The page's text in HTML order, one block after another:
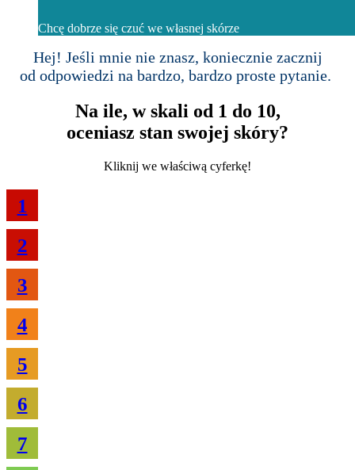
Chcę dobrze się czuć we własnej skórze
Hej! Jeśli mnie nie znasz, koniecznie zacznij
od odpowiedzi na bardzo, bardzo proste pytanie.
Na ile, w skali od 1 do 10,
oceniasz stan swojej skóry?
Kliknij we właściwą cyferkę!
1
2
3
4
5
6
7